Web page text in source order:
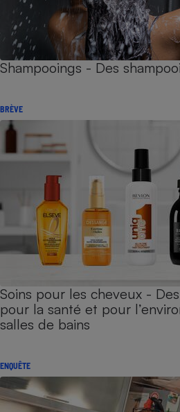
Shampooings - Des
BRÈVE
Soins pour les cheveux -
pour la santé et pour
salles de bains
ENQUÊTE